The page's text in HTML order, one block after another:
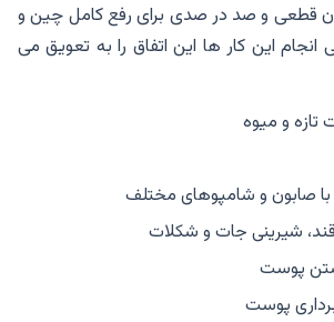
قطعی و صد در صدی برای رفع کامل چین و
این کار ها این اتفاق را به تعویق می
و میوه
صابون و شامپوهای مختلف
شیرینی جات و شکلات
پوست
پوست